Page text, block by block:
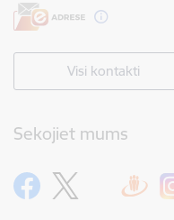
Visi kontakti
Sekojiet mums